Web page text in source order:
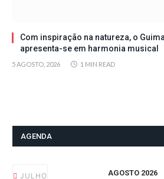
Com inspiração na natureza, o
apresenta-se em harmonia musical
5 AGOSTO, 2026 1 MIN READ
AGENDA
JULHO AGOSTO 2026